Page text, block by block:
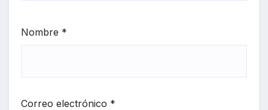
Nombre *
Correo electrónico *